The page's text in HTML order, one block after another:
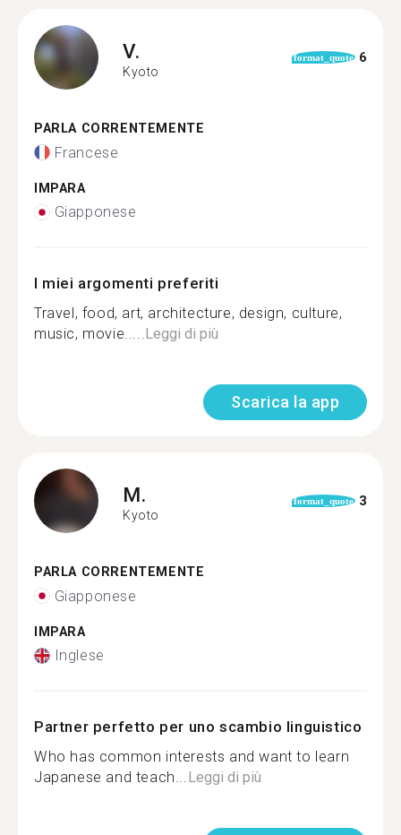
V.
Kyoto
format_quote 6
PARLA CORRENTEMENTE
Francese
IMPARA
Giapponese
I miei argomenti preferiti
Travel, food, art, architecture, design, culture,
music, movie.....Leggi di più
Scarica la app
M.
Kyoto
format_quote 3
PARLA CORRENTEMENTE
Giapponese
IMPARA
Inglese
Partner perfetto per uno scambio linguistico
Who has common interests and want to learn
Japanese and teach...Leggi di più